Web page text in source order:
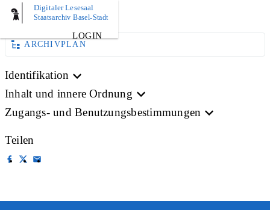
Digitaler Lesesaal
Staatsarchiv Basel-Stadt
LOGIN
BILD
ARCHIVPLAN
Identifikation
Inhalt und innere Ordnung
Zugangs- und Benutzungsbestimmungen
Teilen